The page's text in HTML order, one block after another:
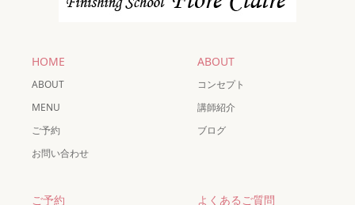
HOME
ABOUT
MENU
ご予約
お問い合わせ
ABOUT
コンセプト
講師紹介
ブログ
ご予約 よくあるご質問